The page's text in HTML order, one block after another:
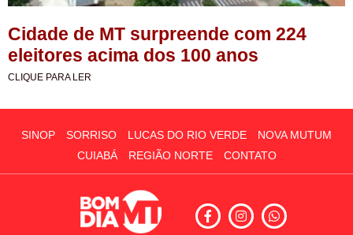
Cidade de MT surpreende com 224
eleitores acima dos 100 anos
CLIQUE PARA LER
SINOP SORRISO LUCAS DO RIO VERDE
NOVA MUTUM
CUIABÁ
REGIÃO NORTE CONTATO